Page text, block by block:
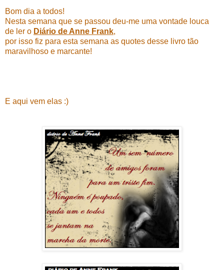
Bom dia a todos!
Nesta semana que se passou deu-me uma vontade louca
de ler o Diário de Anne Frank,
por isso fiz para esta semana as quotes desse livro tão
maravilhoso e marcante!
E aqui vem elas :)